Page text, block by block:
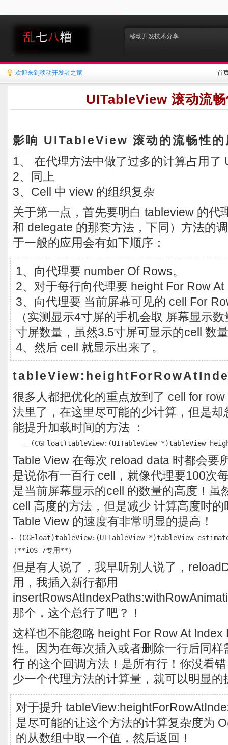
移动开发技术分享
首
欢迎来到移动开发者之家
UITableView 滚动流
影响 UITableView 滚动的流畅性的
1、 在代理方法中做了过多的计算占用了
2、同上
3、Cell 中 view 的组织复杂
关于第一点，首先要明白 tableview 的代
和 delegate 的那套方法，下同）方法的
于一般的应用会有如下顺序：
1、向代理要 number Of Rows。
2、对于每行向代理要 height For Row At
3、向代理要 当前屏幕可见的 cell For
（实测显示4寸屏的手机会取 屏幕显示
寸屏数量，虽然3.5寸屏可显示的cell 数
4、然后 cell 就显示出来了。
很多人都把优化的重点放到了 cell for
法里了，在这里尽可能的少计算，但是
能提升加载时间的方法 ：
Table View 在每次 reload data 时都会要
是说你有一百行 cell，就像代理要100次
是当前屏幕显示的cell 的数量的高度！虽
cell 高度的方法，但是减少 计算高度时
Table View 的速度有非常明显的提高！
- (CGFloat)tableView:(UITableView *)tableView
但是有人说了，我早听别人说了，
用，我插入新行都用
那个，这个总行了吧？！
这样也不能忽略 height For Row At Index
性。因为在每次插入或者删除一行后同
行的这个回调方法！是所有行！你没看
少一个代理方法的计算量，就可以明显的
对于提升
是尽可能的让这个方法的计算复杂度为
的从数组中取一个值，然后返回！